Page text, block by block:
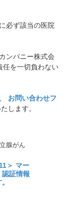
必ず該当の医院
ンパニー株式会
任を一切負わない
お問い合わせフ
します。
腺がん